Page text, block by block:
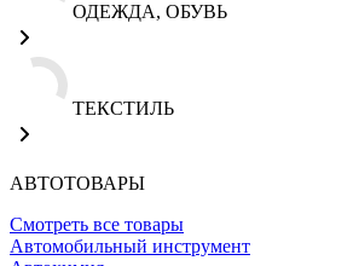
ОДЕЖДА, ОБУВЬ
ТЕКСТИЛЬ
АВТОТОВАРЫ
Смотреть все товары
Автомобильный инструмент